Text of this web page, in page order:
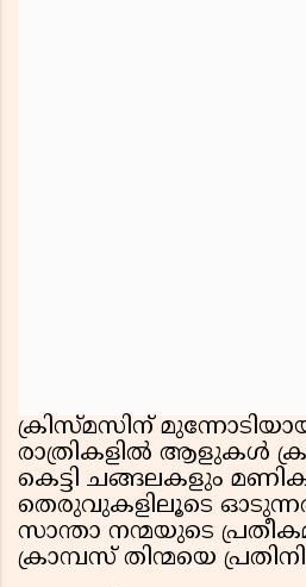
ക്രിസ്മസിന്
രാത്രികളിൽ ആളുകൾ
കെട്ടി ചങ്ങലകളും
തെരുവുകളിലൂടെ
സാന്താ നന്മയുടെ
ക്രാമ്പസ് തിന്മയെ